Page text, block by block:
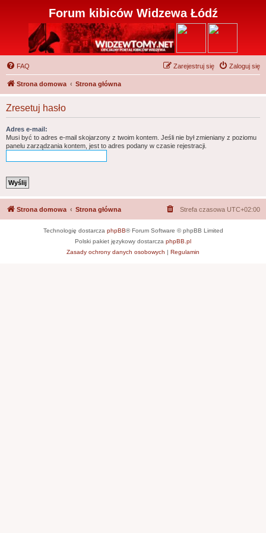
Forum kibiców Widzewa Łódź
FAQ Zaloguj się
Zarejestruj się
Strona domowa Strona główna
Zresetuj hasło
Adres e-mail:
Musi być to adres e-mail skojarzony z twoim kontem. Jeśli nie był zmieniany z poziomu
panelu zarządzania kontem, jest to adres podany w czasie rejestracji.
Strona domowa Strona główna Strefa czasowa UTC+02:00
Technologię dostarcza phpBB® Forum Software © phpBB Limited
Polski pakiet językowy dostarcza phpBB.pl
Zasady ochrony danych osobowych | Regulamin